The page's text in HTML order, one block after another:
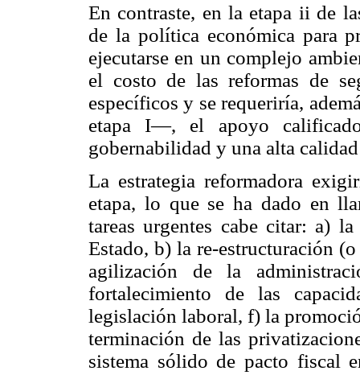
En contraste, en la etapa ii de
de la política económica para
ejecutarse en un complejo
el costo de las reformas de
específicos y se requeriría,
etapa I—, el apoyo
gobernabilidad y una alta
La estrategia reformadora
etapa, lo que se ha dado en
tareas urgentes cabe citar: a)
Estado, b) la re-estructuración
agilización de la
fortalecimiento de las
legislación laboral, f) la
terminación de las
sistema sólido de pacto fiscal